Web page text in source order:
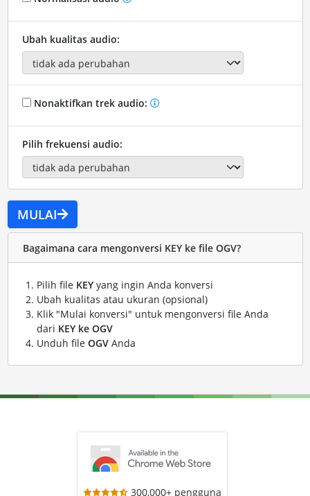
Ubah kualitas audio:
Nonaktifkan trek audio:
Pilih frekuensi audio:
MULAI
Bagaimana cara mengonversi KEY ke file OGV?
Pilih file KEYyang ingin Anda konversi
Ubah kualitas atau ukuran (opsional)
Klik "Mulai konversi" untuk mengonversi file Anda
dari KEY ke OGV
Unduh file OGVAnda
300,000+ pengguna